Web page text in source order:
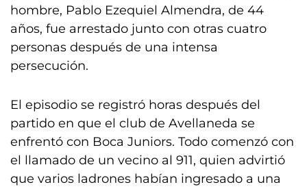
hombre, Pablo Ezequiel Almendra, de 44
años, fue arrestado junto con otras cuatro
personas después de una intensa
persecución.
El episodio se registró horas después del
partido en que el club de Avellaneda se
enfrentó con Boca Juniors. Todo comenzó con
el llamado de un vecino al 911, quien advirtió
que varios ladrones habían ingresado a una